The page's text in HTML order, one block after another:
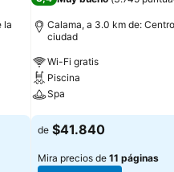
la
Calama, a 3.0 km de:
ciudad
Wi-Fi gratis
Piscina
Spa
Ver precios
de $41.840
Mira precios de 11 páginas